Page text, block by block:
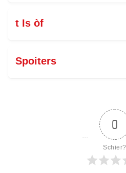
t Is òf
Spoiters
0
Schier?